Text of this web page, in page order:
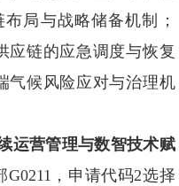
局与战略储备机制；
应链的应急调度与恢复
气候风险应对与治理机
运营管理与数智技术赋
G0211，申请代码2选择